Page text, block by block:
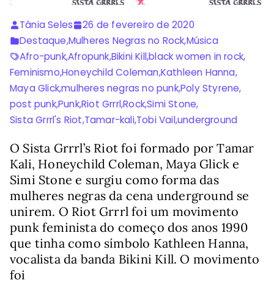
Tânia Seles
26 de fevereiro de 2020
Destaque,Mulheres Negras no Rock,Música
Afro-punk,Afropunk,Bikini Kill,black women in rock,
Feminismo,Honeychild Coleman,Kathleen Hanna,
Maya Glick,mulheres negras no punk,Poly Styrene,
post punk,Punk,Riot Grrrl,Rock,Simi Stone,
Sista Grrrl's Riot,Tamar-kali,Tobi Vail,underground
O Sista Grrrl’s Riot foi formado por Tamar
Kali, Honeychild Coleman, Maya Glick e
Simi Stone e surgiu como forma das
mulheres negras da cena underground se
unirem. O Riot Grrrl foi um movimento
punk feminista do começo dos anos 1990
que tinha como símbolo Kathleen Hanna,
vocalista da banda Bikini Kill. O movimento
foi